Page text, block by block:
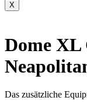
X
Dome XL
Das zusätzliche